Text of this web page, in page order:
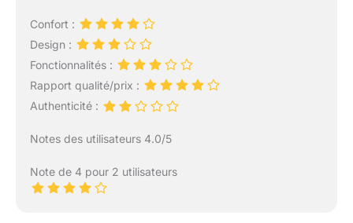
Confort :
Design :
Fonctionnalités :
Rapport qualité/prix :
Authenticité :
Notes des utilisateurs 4.0/5
Note de 4 pour 2 utilisateurs